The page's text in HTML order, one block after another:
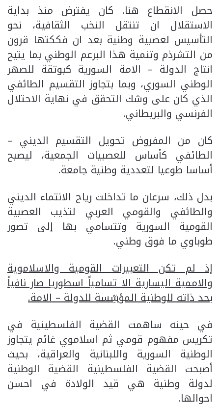
حصل الانقطاع هنا. كان يفترض منذ بداية
الاستقلال ان تنتقل النخب الثقافية، نحو
التأسيس لعصبية وطنية بعد ان فككتها قرون
من التشرذم وتنمية هذا البرعم الوطني بما يتيح
انتاج الدولة – الامة السورية كبوتقة للصهر
الوطني السوري، وبما بتجاوز التقسيم الطائفي
الذي كان على وشك التحقق في نهاية الاحتلال
الفرنسي والبريطاني.
كان من المفروض تحويل التقسيم الديني –
الطائفي كأساس للعصبيات الجمعية، ليصبح
أساسا طوعيا لتعددية وطنية جامعة.
بدل ذلك، سرعان ما تداخلت رياح الانتماء الديني
والطائفي والقومي العربي لتذيب العصبية
القومية السورية وتتسامي بها إلى تصور
طوباوي ما فوق وطني.
إذ لم تكن التعبيرات القومية والاسلاموية
والاممية اليسارية الا تسامياً اسطوريا صار نافياً
بحد ذاته للوطنية المؤسِّسة للدولة – الامة.
في حينه ساهمت القضية الفلسطينية في
تكريس مفهوم قومي ثم اسلاموي غائم يتجاوز
الوطنية السورية واللبنانية والعراقية، بحيث
أصبحت القضية الفلسطينية القضية الوطنية
لدولة وطنية هي قيد الولادة في احسن
احوالها.